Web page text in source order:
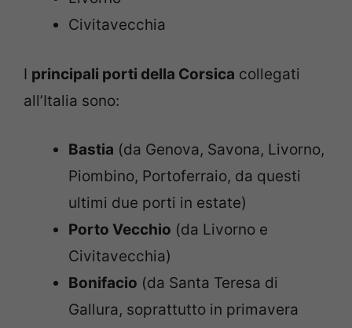
Civitavecchia
I principali porti della Corsica collegati
all’Italia sono:
Bastia (da Genova, Savona, Livorno,
Piombino, Portoferraio, da questi
ultimi due porti in estate)
Porto Vecchio (da Livorno e
Civitavecchia)
Bonifacio (da Santa Teresa di
Gallura, soprattutto in primavera